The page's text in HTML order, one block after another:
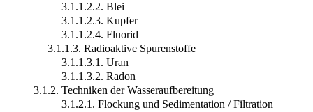
3.1.1.2.2. Blei
3.1.1.2.3. Kupfer
3.1.1.2.4. Fluorid
3.1.1.3. Radioaktive Spurenstoffe
3.1.1.3.1. Uran
3.1.1.3.2. Radon
3.1.2. Techniken der Wasseraufbereitung
3.1.2.1. Flockung und Sedimentation / Filtration